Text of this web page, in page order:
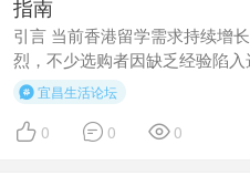
指南
引言 当前香港留学需求持续增
烈，不少选购者因缺乏经验陷
宜昌生活论坛
 0  0  0